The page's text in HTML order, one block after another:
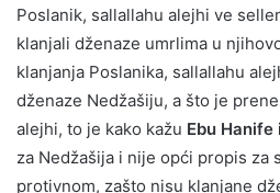
Poslanik, sallallahu alejhi ve
klanjali dženaze umrlima u
klanjanja Poslanika, sallallahu
dženaze Nedžašiju, a što je
alejhi, to je kako kažu Ebu Hanife
za Nedžašija i nije opći propis za
protivnom, zašto nisu klanjane